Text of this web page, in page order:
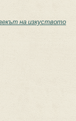
на изкуството